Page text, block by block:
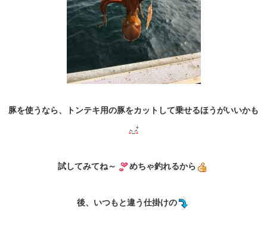
豚を使うなら、トンテキ用の豚をカットして乗せるほうがいいかも
試してみてね～ めちゃ釣れるから
後、いつもと違う仕掛けの